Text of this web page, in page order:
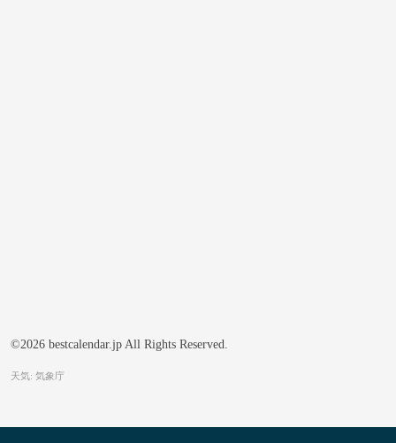
©2026 bestcalendar.jp All Rights Reserved.
天気: 気象庁